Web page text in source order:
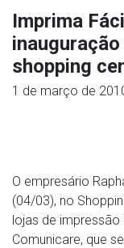
Imprima
shopping
1 de março de
O empresário
(04/03), no
lojas de impressão
Comunicare, que